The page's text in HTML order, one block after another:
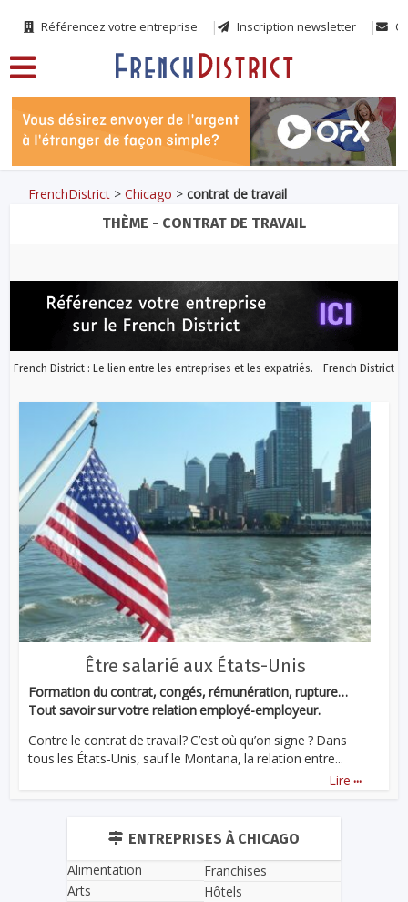
Référencez votre entreprise Inscription newsletter
FrenchDistrict >Chicago >contrat de travail
THÈME - CONTRAT DE TRAVAIL
French District : Le lien entre les entreprises et les expatriés. - French District
Être salarié aux États-Unis
Formation du contrat, congés, rémunération, rupture…
Tout savoir sur votre relation employé-employeur.
Contre le contrat de travail? C’est où qu’on signe ? Dans
tous les États-Unis, sauf le Montana, la relation entre...
Lire ...
ENTREPRISES À CHICAGO
Alimentation
Arts
Franchises
Hôtels